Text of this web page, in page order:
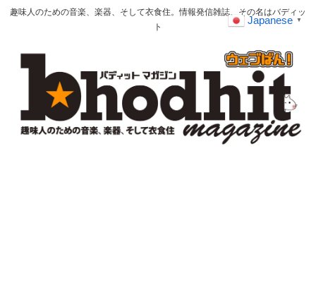
趣味人のための音楽、楽器、そして衣食住。情報発信雑誌、その名はバディッ
ト
Japanese ▼